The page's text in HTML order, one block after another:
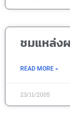
ชมแหล่ง
READ MORE »
23/11/2005